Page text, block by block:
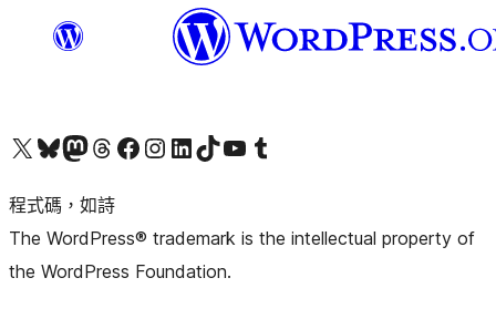
查看我們的 X (之前的 Twitter) 帳號造訪我們的 Bluesky 帳號造訪我們的 Mastodon 帳號造訪我們的 Threads 帳號 造訪我們的 Facebook 粉絲專頁Visit our Instagram account
Visit our LinkedIn account
造訪我們的 TikTok 帳號Visit our YouTube channel
造訪我們的 Tumblr 帳號
程式碼，如詩
The WordPress® trademark is the intellectual property of
the WordPress Foundation.